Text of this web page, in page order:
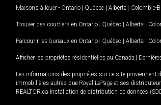
Maisons à louer - Ontario | Québec | Alberta | Colombie-
Trouver des courtiers en Ontario | Québec | Alberta |
Parcourir les bureaux en Ontario | Québec | Alberta |
Afficher les propriétés résidentielles au Canada |
Les informations des propriétés sur ce site proviennent
immobilières autres que Royal LePage et ses
REALTOR.ca Installation de distribution de données